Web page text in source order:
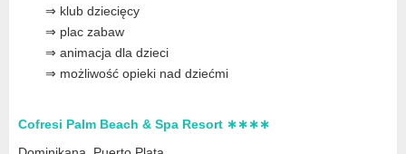
⇒ klub dziecięcy
⇒ plac zabaw
⇒ animacja dla dzieci
⇒ możliwość opieki nad dziećmi
Cofresi Palm Beach & Spa Resort ∗∗∗∗